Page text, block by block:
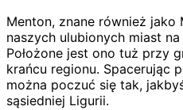
Menton, znane również jako
naszych ulubionych miast
Położone jest ono tuż przy
krańcu regionu. Spacerując
można poczuć się tak,
sąsiedniej Ligurii.